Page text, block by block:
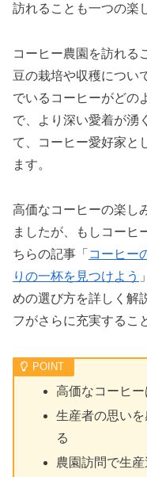
訪れることも一つの楽
コーヒー農園を訪れる
豆の栽培や収穫につい
でいるコーヒーがどの
で、より深い愛着が湧
て、コーヒー愛好家と
ます。
高価なコーヒーの楽し
ましたが、もしコーヒ
ちらの記事「 コーヒー
りの一杯を見つけよう
めの選び方を詳しく解
フがさらに充実するこ
高価なコーヒ
生産者の思い
る
農園訪問で生